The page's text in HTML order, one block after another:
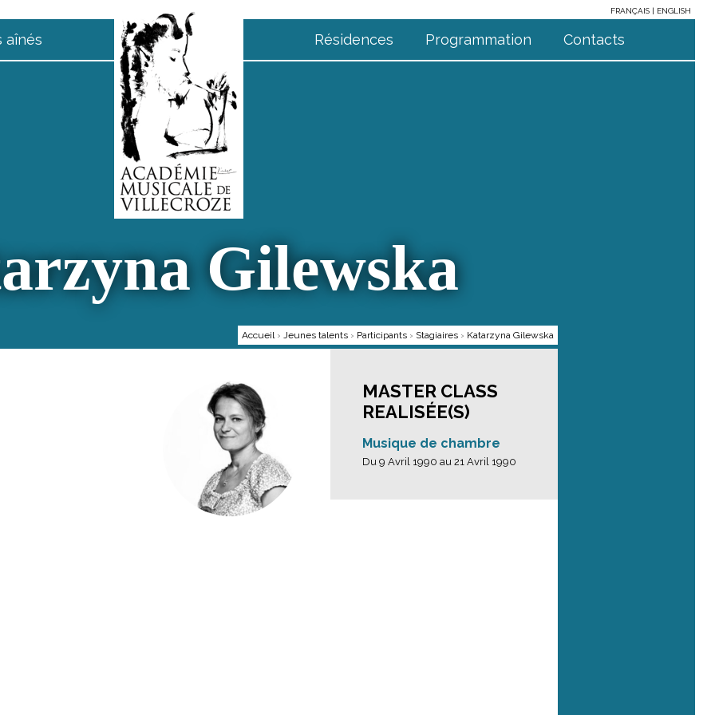
FRANÇAIS
ENGLISH
aînés Résidences Programmation Contacts
Gilewska
Accueil › Jeunes talents › Participants › Stagiaires › Katarzyna Gilewska
MASTER CLASS
REALISÉE(S)
Musique de chambre
Du 9 Avril 1990 au 21 Avril 1990